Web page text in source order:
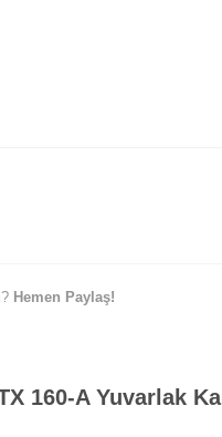
Hemen Paylaş!
160-A Yuvarlak